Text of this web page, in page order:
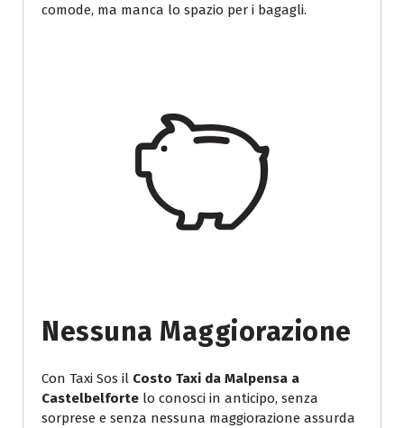
comode, ma manca lo spazio per i bagagli.
Nessuna Maggiorazione
Con Taxi Sos il Costo Taxi da Malpensa a
Castelbelforte lo conosci in anticipo, senza
sorprese e senza nessuna maggiorazione assurda